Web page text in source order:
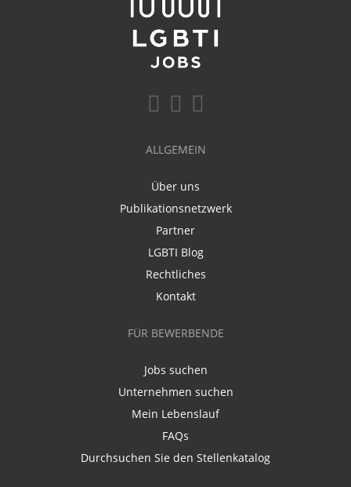
ALLGEMEIN
Über uns
Publikationsnetzwerk
Partner
LGBTI Blog
Rechtliches
Kontakt
FÜR BEWERBENDE
Jobs suchen
Unternehmen suchen
Mein Lebenslauf
FAQs
Durchsuchen Sie den Stellenkatalog